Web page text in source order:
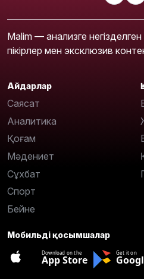
Malim — анализге
пікірлер мен эксклюзив
Айдарлар
Саясат
Аналитика
Қоғам
Мәдениет
Сұхбат
Спорт
Бейне
Мобильді қосымшалар
Download on the
App Store
Get it on